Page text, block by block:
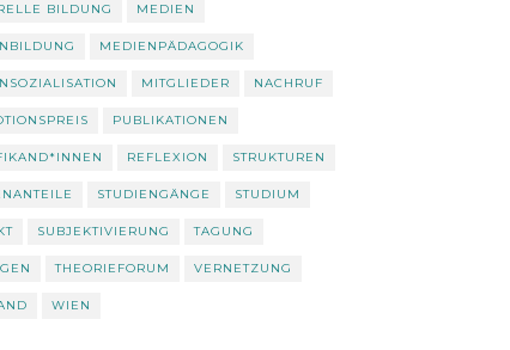
BILDUNG MEDIEN
MEDIENPÄDAGOGIK
MITGLIEDER NACHRUF
PUBLIKATIONEN
REFLEXION STRUKTUREN
STUDIENGÄNGE STUDIUM
SUBJEKTIVIERUNG TAGUNG
THEORIEFORUM VERNETZUNG
WIEN